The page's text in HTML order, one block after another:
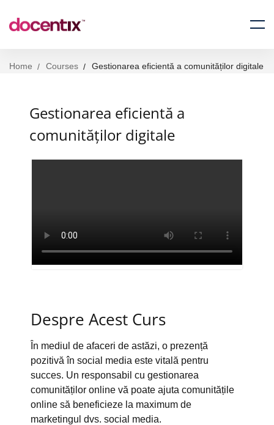
Home Courses Gestionarea eficientă a comunităților digitale
Gestionarea eficientă a
comunităților digitale
Despre Acest Curs
În mediul de afaceri de astăzi, o prezență
pozitivă în social media este vitală pentru
succes. Un responsabil cu gestionarea
comunităților online vă poate ajuta comunitățile
online să beneficieze la maximum de
marketingul dvs. social media.